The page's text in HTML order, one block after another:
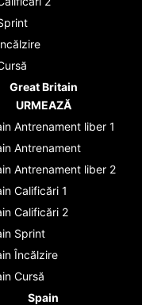
Great Britain
URMEAZĂ
Antrenament liber 1
Antrenament
Antrenament liber 2
Calificări 1
Calificări 2
Sprint
Încălzire
Cursă
Spain